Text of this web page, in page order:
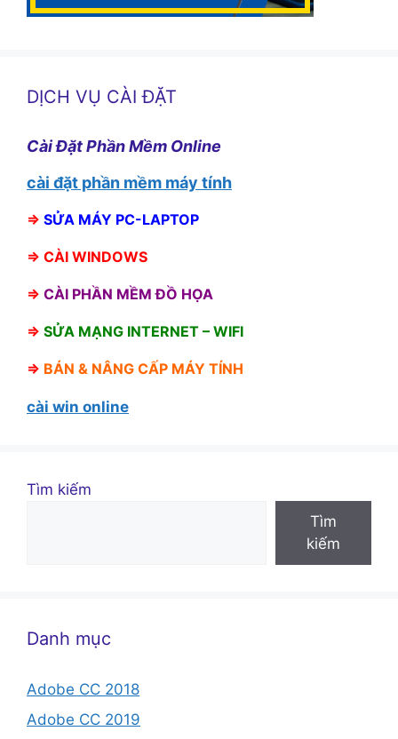
DỊCH VỤ CÀI ĐẶT
Cài Đặt Phần Mềm Online
cài đặt phần mềm máy tính
⇒ SỬA MÁY PC-LAPTOP
⇒ CÀI WINDOWS
⇒ CÀI PHẦN MỀM ĐỒ HỌA
⇒ SỬA MẠNG INTERNET – WIFI
⇒ BÁN & NÂNG CẤP MÁY TÍNH
cài win online
Tìm kiếm
Tìm
kiếm
Danh mục
Adobe CC 2018
Adobe CC 2019